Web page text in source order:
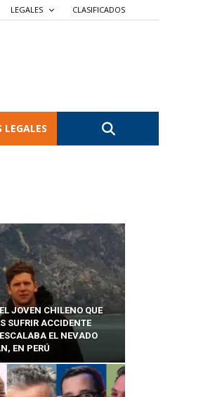
LEGALES CLASIFICADOS
LEGALES
JOVEN CHILENO QUE
SUFRIR ACCIDENTE
EL NEVADO
EN PERÚ